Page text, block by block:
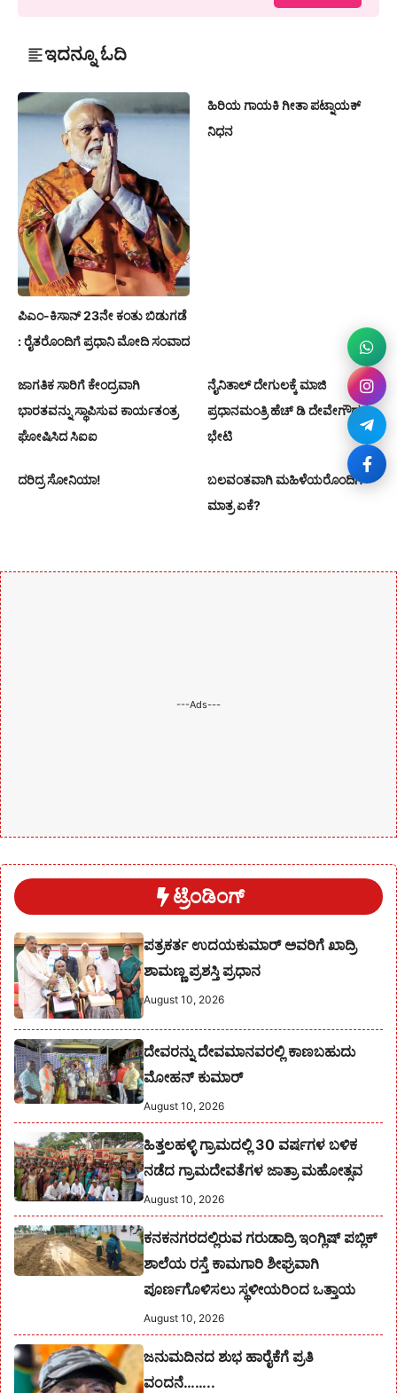
ಇದನ್ನೂ ಓದಿ
ಪಿಎಂ-ಕಿಸಾನ್ 23ನೇ ಕಂತು ಬಿಡುಗಡೆ
: ರೈತರೊಂದಿಗೆ ಪ್ರಧಾನಿ ಮೋದಿ ಸಂವಾದ
ಹಿರಿಯ ಗಾಯಕಿ ಗೀತಾ ಪಟ್ನಾಯಕ್
ನಿಧನ
ಜಾಗತಿಕ ಸಾರಿಗೆ ಕೇಂದ್ರವಾಗಿ
ಭಾರತವನ್ನು ಸ್ಥಾಪಿಸುವ ಕಾರ್ಯತಂತ್ರ
ಘೋಷಿಸಿದ ಸಿಐಐ
ನೈನಿತಾಲ್ ದೇಗುಲಕ್ಕೆ ಮಾಜಿ
ಪ್ರಧಾನಮಂತ್ರಿ ಹೆಚ್ ಡಿ ದೇವೇಗೌಡರ
ಭೇಟಿ
ದರಿದ್ರ ಸೋನಿಯಾ!
ಬಲವಂತವಾಗಿ ಮಹಿಳೆಯರೊಂದಿಗೆ
ಮಾತ್ರ ಏಕೆ?
---Ads---
ಟ್ರೆಂಡಿಂಗ್
ಪತ್ರಕರ್ತ ಉದಯಕುಮಾರ್ ಅವರಿಗೆ ಖಾದ್ರಿ
ಶಾಮಣ್ಣ ಪ್ರಶಸ್ತಿ ಪ್ರಧಾನ
August 10, 2026
ದೇವರನ್ನು ದೇವಮಾನವರಲ್ಲಿ ಕಾಣಬಹುದು
ಮೋಹನ್ ಕುಮಾರ್
August 10, 2026
ಹಿತ್ತಲಹಳ್ಳಿ ಗ್ರಾಮದಲ್ಲಿ 30 ವರ್ಷಗಳ ಬಳಿಕ
ನಡೆದ ಗ್ರಾಮದೇವತೆಗಳ ಜಾತ್ರಾ ಮಹೋತ್ಸವ
August 10, 2026
ಕನಕನಗರದಲ್ಲಿರುವ ಗರುಡಾದ್ರಿ ಇಂಗ್ಲಿಷ್ ಪಬ್ಲಿಕ್
ಶಾಲೆಯ ರಸ್ತೆ ಕಾಮಗಾರಿ ಶೀಘ್ರವಾಗಿ
ಪೂರ್ಣಗೊಳಿಸಲು ಸ್ಥಳೀಯರಿಂದ ಒತ್ತಾಯ
August 10, 2026
ಜನುಮದಿನದ ಶುಭ ಹಾರೈಕೆಗೆ ಪ್ರತಿ
ವಂದನೆ……..